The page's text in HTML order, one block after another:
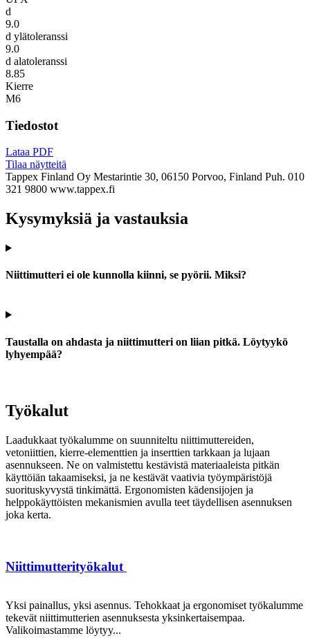
d
9.0
d ylätoleranssi
9.0
d alatoleranssi
8.85
Kierre
M6
Tiedostot
Lataa PDF
Tilaa näytteitä
Tappex Finland Oy Mestarintie 30, 06150 Porvoo, Finland Puh. 010
321 9800 www.tappex.fi
Kysymyksiä ja vastauksia
Niittimutteri ei ole kunnolla kiinni, se pyörii. Miksi?
Taustalla on ahdasta ja niittimutteri on liian pitkä. Löytyykö
lyhyempää?
Työkalut
Laadukkaat työkalumme on suunniteltu niittimuttereiden,
vetoniittien, kierre-elementtien ja inserttien tarkkaan ja lujaan
asennukseen. Ne on valmistettu kestävistä materiaaleista pitkän
käyttöiän takaamiseksi, ja ne kestävät vaativia työympäristöjä
suorituskyvystä tinkimättä. Ergonomisten kädensijojen ja
helppokäyttöisten mekanismien avulla teet täydellisen asennuksen
joka kerta.
Niittimutterityökalut
Yksi painallus, yksi asennus. Tehokkaat ja ergonomiset työkalumme
tekevät niittimutterien asennuksesta yksinkertaisempaa.
Valikoimastamme löytyy...